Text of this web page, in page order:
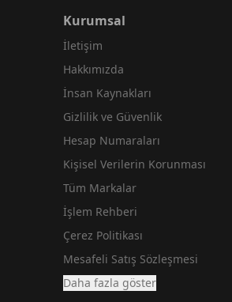
Kurumsal
İletişim
Hakkımızda
İnsan Kaynakları
Gizlilik ve Güvenlik
Hesap Numaraları
Kişisel Verilerin Korunması
Tüm Markalar
İşlem Rehberi
Çerez Politikası
Mesafeli Satış Sözleşmesi
Daha fazla göster